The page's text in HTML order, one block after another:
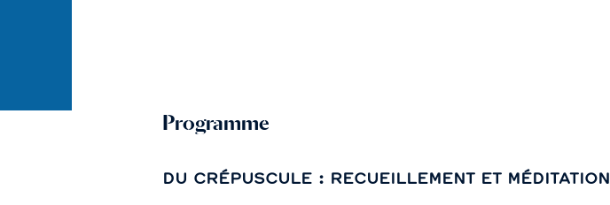
Programme
DU CRÉPUSCULE : RECUEILLEMENT ET MÉDITATION